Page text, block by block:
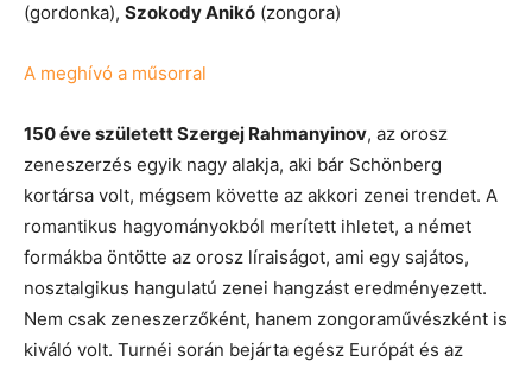
(gordonka), Szokody Anikó (zongora)
A meghívó a műsorral
150 éve született Szergej Rahmanyinov, az orosz
zeneszerzés egyik nagy alakja, aki bár Schönberg
kortársa volt, mégsem követte az akkori zenei trendet. A
romantikus hagyományokból merített ihletet, a német
formákba öntötte az orosz líraiságot, ami egy sajátos,
nosztalgikus hangulatú zenei hangzást eredményezett.
Nem csak zeneszerzőként, hanem zongoraművészként is
kiváló volt. Turnéi során bejárta egész Európát és az